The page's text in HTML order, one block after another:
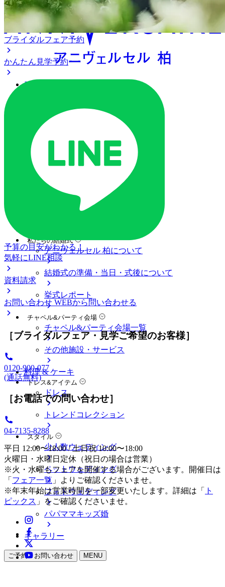
アクセス
ご列席の皆様へ
トピックス
ご予約・お問い合わせ
ブライダルフェア
ブライダルフェア一覧
ブライダルフェアの基礎知識
私たちの結婚式
アニヴェルセル 柏について
結婚式の準備・当日・式後について
挙式レポート
チャペル&パーティ会場
チャペル&パーティ会場一覧
その他施設・サービス
料理 & ケーキ
ドレス&アイテム
ドレス
トレンドコレクション
スタイル
少人数ウェディング
ペットウェディング
フォトウェディング
パパママキッズ婚
ギャラリー
ご予約・お問い合わせ MENU
ブライダルフェア予約
かんたん見学予約
予算の目安がわかる！
気軽にLINE相談
資料請求
お問い合わせ WEBから問い合わせる
［ブライダルフェア・見学ご希望のお客様］
0120-900-077
(通話無料)
［お電話での問い合わせ］
04-7135-8288
平日 12:00〜18:00 / 土日祝 10:00〜18:00
火曜日・水曜日定休（祝日の場合は営業）
※火・水曜もフェアを開催する場合がございます。開催日は
「 フェア一覧 」よりご確認くださいませ。
※年末年始は営業時間を一部変更いたします。詳細は「
ト
ピックス 」をご確認くださいませ。